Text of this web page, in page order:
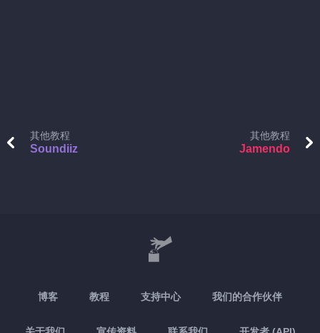
其他教程
Soundiiz
其他教程
Jamendo
博客 教程 支持中心 我们的合作伙伴